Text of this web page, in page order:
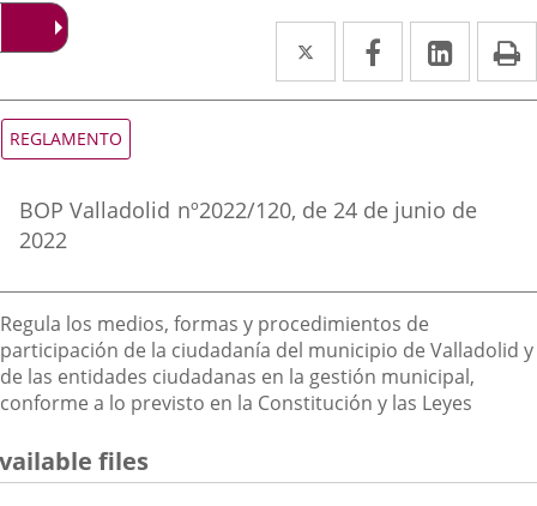
Twitter
Enlace
a
externa.
Facebook
Enlace
a
externa.
Enlace
a
Tipo
de
REGLAMENTO
boletin
BOP Valladolid nº2022/120, de 24 de junio de
2022
Descripción
Regula los medios, formas y procedimientos de
participación de la ciudadanía del municipio de Valladolid y
de las entidades ciudadanas en la gestión municipal,
conforme a lo previsto en la Constitución y las Leyes
files